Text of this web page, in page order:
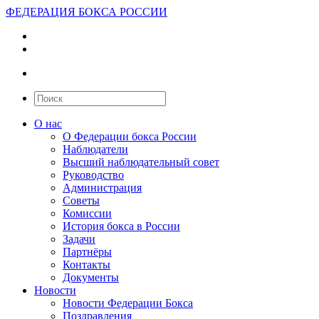
ФЕДЕРАЦИЯ БОКСА РОССИИ
О нас
О Федерации бокса России
Наблюдатели
Высший наблюдательный совет
Руководство
Администрация
Советы
Комиссии
История бокса в России
Задачи
Партнёры
Контакты
Документы
Новости
Новости Федерации Бокса
Поздравления